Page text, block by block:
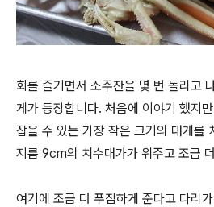
회를 즐기면서 소주잔을 몇 번 돌리고
게가 등장합니다. 처음에 이야기 했지
잡을 수 있는 가장 작은 크기의 대게를
지름 9cm의 치수대가가 위주고 조금
여기에 조금 더 푸짐하게 준다고 다리